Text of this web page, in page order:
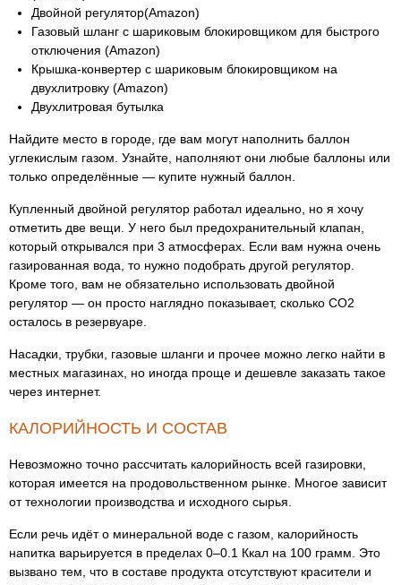
Двойной регулятор(Amazon)
Газовый шланг с шариковым блокировщиком для быстрого
отключения (Amazon)
Крышка-конвертер с шариковым блокировщиком на
двухлитровку (Amazon)
Двухлитровая бутылка
Найдите место в городе, где вам могут наполнить баллон
углекислым газом. Узнайте, наполняют они любые баллоны или
только определённые — купите нужный баллон.
Купленный двойной регулятор работал идеально, но я хочу
отметить две вещи. У него был предохранительный клапан,
который открывался при 3 атмосферах. Если вам нужна очень
газированная вода, то нужно подобрать другой регулятор.
Кроме того, вам не обязательно использовать двойной
регулятор — он просто наглядно показывает, сколько CO2
осталось в резервуаре.
Насадки, трубки, газовые шланги и прочее можно легко найти в
местных магазинах, но иногда проще и дешевле заказать такое
через интернет.
КАЛОРИЙНОСТЬ И СОСТАВ
Невозможно точно рассчитать калорийность всей газировки,
которая имеется на продовольственном рынке. Многое зависит
от технологии производства и исходного сырья.
Если речь идёт о минеральной воде с газом, калорийность
напитка варьируется в пределах 0–0.1 Ккал на 100 грамм. Это
вызвано тем, что в составе продукта отсутствуют красители и